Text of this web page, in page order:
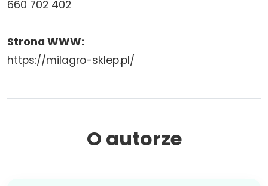
660 702 402
Strona WWW:
https://milagro-sklep.pl/
O autorze